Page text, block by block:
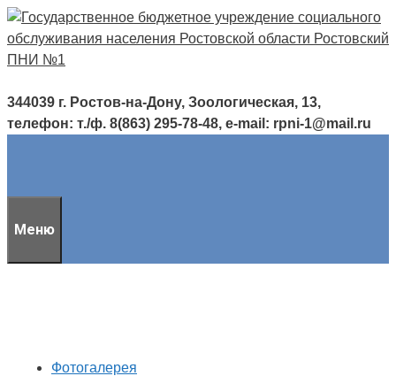
Перейти
к
содержимому
344039 г. Ростов-на-Дону, Зоологическая, 13,
телефон: т./ф. 8(863) 295-78-48, e-mail: rpni-1@mail.ru
Меню
Фотогалерея